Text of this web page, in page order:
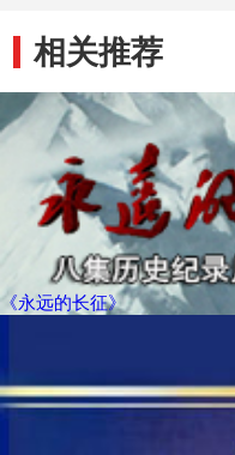
相关推荐
《永远的长征》